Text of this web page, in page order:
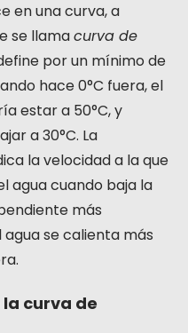
en una curva, a
se llamacurva de
por un mínimo de
hace 0°C fuera, el
estar a 50°C, y
a 30°C. La
la velocidad a la que
agua cuando baja la
más
se calienta más
curva de